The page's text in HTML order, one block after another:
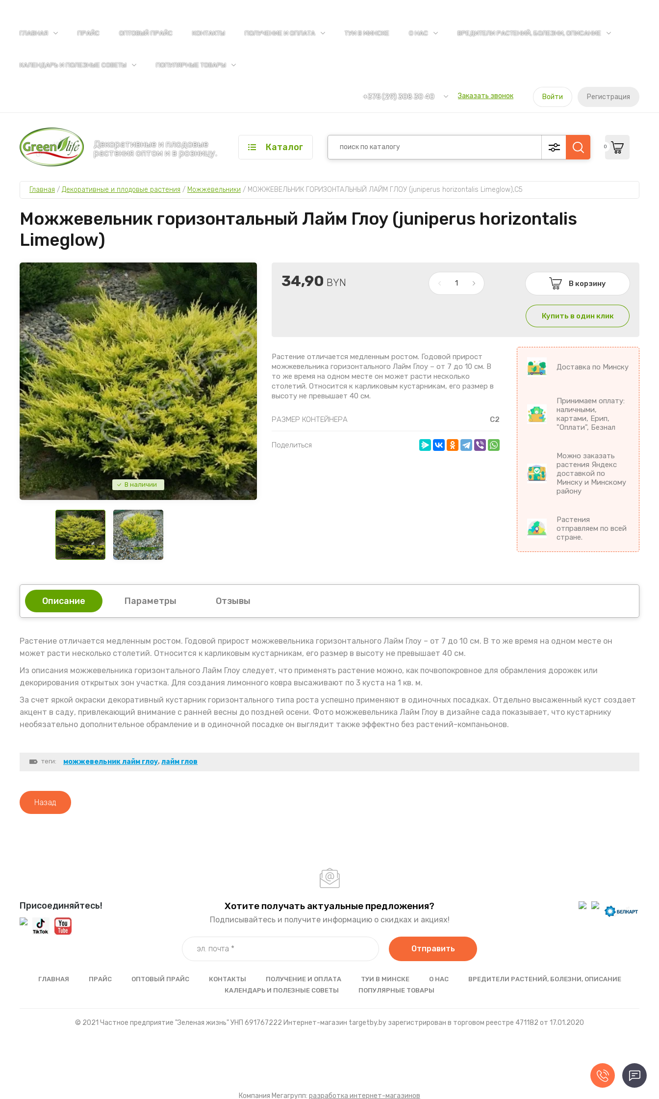
ГЛАВНАЯ ПРАЙС ОПТОВЫЙ ПРАЙС КОНТАКТЫ ПОЛУЧЕНИЕ И ОПЛАТА ТУИ В МИНСКЕ О НАС ВРЕДИТЕЛИ РАСТЕНИЙ, БОЛЕЗНИ, ОПИСАНИЕ
КАЛЕНДАРЬ И ПОЛЕЗНЫЕ СОВЕТЫ ПОПУЛЯРНЫЕ ТОВАРЫ
+375 (29) 308 30 40 Заказать звонок Войти Регистрация
Декоративные и плодовые
растения оптом и в розницу.
Каталог 0
Главная / Декоративные и плодовые растения / Можжевельники / МОЖЖЕВЕЛЬНИК ГОРИЗОНТАЛЬНЫЙ ЛАЙМ ГЛОУ (juniperus horizontalis Limeglow),С5
Можжевельник горизонтальный Лайм Глоу (juniperus horizontalis
Limeglow)
В наличии
34,90 BYN В корзину
Купить в один клик
Растение отличается медленным ростом. Годовой прирост
можжевельника горизонтального Лайм Глоу – от 7 до 10 см. В
то же время на одном месте он может расти несколько
столетий. Относится к карликовым кустарникам, его размер в
высоту не превышает 40 см.
РАЗМЕР КОНТЕЙНЕРА С2
Поделиться
Доставка по Минску
Принимаем оплату:
наличными,
картами, Ерип,
"Оплати", Безнал
Можно заказать
растения Яндекс
доставкой по
Минску и Минскому
району
Растения
отправляем по всей
стране.
Описание Параметры Отзывы
Растение отличается медленным ростом. Годовой прирост можжевельника горизонтального Лайм Глоу – от 7 до 10 см. В то же время на одном месте он
может расти несколько столетий. Относится к карликовым кустарникам, его размер в высоту не превышает 40 см.
Из описания можжевельника горизонтального Лайм Глоу следует, что применять растение можно, как почвопокровное для обрамления дорожек или
декорирования открытых зон участка. Для создания лимонного ковра высаживают по 3 куста на 1 кв. м.
За счет яркой окраски декоративный кустарник горизонтального типа роста успешно применяют в одиночных посадках. Отдельно высаженный куст создает
акцент в саду, привлекающий внимание с ранней весны до поздней осени. Фото можжевельника Лайм Глоу в дизайне сада показывает, что кустарнику
необязательно дополнительное обрамление и в одиночной посадке он выглядит также эффектно без растений-компаньонов.
теги: можжевельник лайм глоу, лайм глов
Назад
Присоединяйтесь! Хотите получать актуальные предложения?
Подписывайтесь и получите информацию о скидках и акциях!
Отправить
ГЛАВНАЯ ПРАЙС ОПТОВЫЙ ПРАЙС КОНТАКТЫ ПОЛУЧЕНИЕ И ОПЛАТА ТУИ В МИНСКЕ О НАС
ВРЕДИТЕЛИ РАСТЕНИЙ, БОЛЕЗНИ, ОПИСАНИЕ
КАЛЕНДАРЬ И ПОЛЕЗНЫЕ СОВЕТЫ
ПОПУЛЯРНЫЕ ТОВАРЫ
© 2021 Частное предприятие "Зеленая жизнь" УНП 691767222 Интернет-магазин targetby.by зарегистрирован в торговом реестре 471182 от 17.01.2020
Компания Мегагрупп: разработка интернет-магазинов